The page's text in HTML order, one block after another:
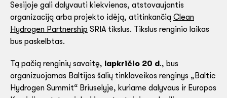
Sesijoje gali dalyvauti kiekvienas, atstovaujantis
organizaciją arba projekto idėją, atitinkančią Clean
Hydrogen Partnership SRIA tikslus. Tikslus renginio laikas
bus paskelbtas.
Tą pačią renginių savaitę, lapkričio 20 d., bus
organizuojamas Baltijos šalių tinklaveikos renginys „Baltic
Hydrogen Summit“ Briuselyje, kuriame dalyvaus ir Europos